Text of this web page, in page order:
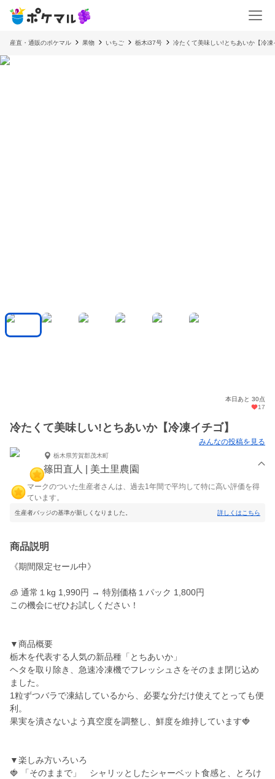
産直・通販のポケマル 果物 いちご 栃木i37号 冷たくて美味しい!とちあいか【冷凍
本日あと 30点
17
冷たくて美味しい!とちあいか【冷凍イチゴ】
みんなの投稿を見る
栃木県芳賀郡茂木町
篠田直人 | 美土里農園
マークのついた生産者さんは、過去1年間で平均して特に高い評価を得
ています。
生産者バッジの基準が新しくなりました。 詳しくはこちら
商品説明
《期間限定セール中》
🧊 通常１kg 1,990円 → 特別価格１パック 1,800円
この機会にぜひお試しください！
▼商品概要
栃木を代表する人気の新品種「とちあいか」
ヘタを取り除き、急速冷凍機でフレッシュさをそのまま閉じ込め
ました。
1粒ずつバラで凍結しているから、必要な分だけ使えてとっても便
利。
果実を潰さないよう真空度を調整し、鮮度を維持しています🍓
▼楽しみ方いろいろ
🍓 「そのままで」 シャリッとしたシャーベット食感と、とろけ